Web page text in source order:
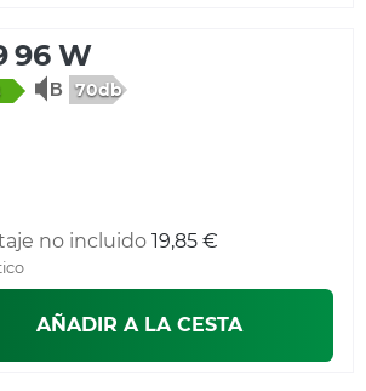
96 W
70db
no incluido 19,85 €
AÑADIR A LA CESTA